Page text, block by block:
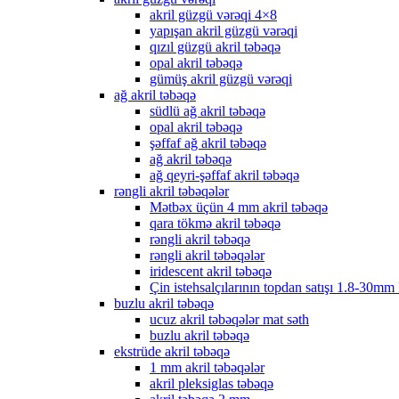
akril güzgü vərəqi 4×8
yapışan akril güzgü vərəqi
qızıl güzgü akril təbəqə
opal akril təbəqə
gümüş akril güzgü vərəqi
ağ akril təbəqə
südlü ağ akril təbəqə
opal akril təbəqə
şəffaf ağ akril təbəqə
ağ akril təbəqə
ağ qeyri-şəffaf akril təbəqə
rəngli akril təbəqələr
Mətbəx üçün 4 mm akril təbəqə
qara tökmə akril təbəqə
rəngli akril təbəqə
rəngli akril təbəqələr
iridescent akril təbəqə
Çin istehsalçılarının topdan satışı 1.8-
buzlu akril təbəqə
ucuz akril təbəqələr mat səth
buzlu akril təbəqə
ekstrüde akril təbəqə
1 mm akril təbəqələr
akril pleksiglas təbəqə